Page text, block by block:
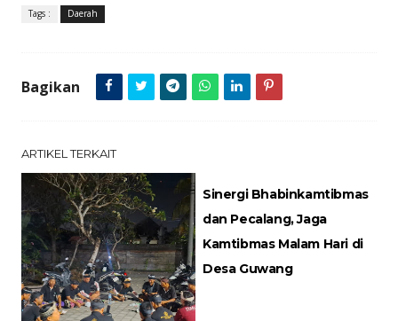
Tags : Daerah
Bagikan
ARTIKEL TERKAIT
Sinergi Bhabinkamtibmas
dan Pecalang, Jaga
Kamtibmas Malam Hari di
Desa Guwang